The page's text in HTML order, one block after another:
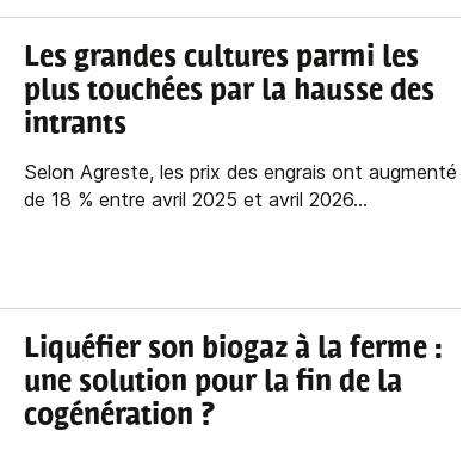
Les grandes cultures parmi les
plus touchées par la hausse des
intrants
Selon Agreste, les prix des engrais ont augmenté
de 18 % entre avril 2025 et avril 2026...
Liquéfier son biogaz à la ferme :
une solution pour la fin de la
cogénération ?